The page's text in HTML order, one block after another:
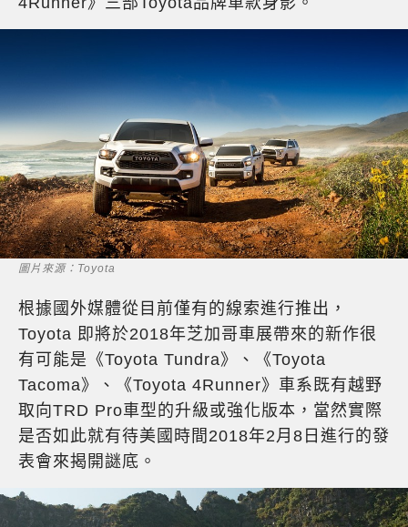
圖片來源：Toyota
根據國外媒體從目前僅有的線索進行推出，
Toyota 即將於2018年芝加哥車展帶來的新作很
有可能是《Toyota Tundra》、《Toyota
Tacoma》、《Toyota 4Runner》車系既有越野
取向TRD Pro車型的升級或強化版本，當然實際
是否如此就有待美國時間2018年2月8日進行的發
表會來揭開謎底。